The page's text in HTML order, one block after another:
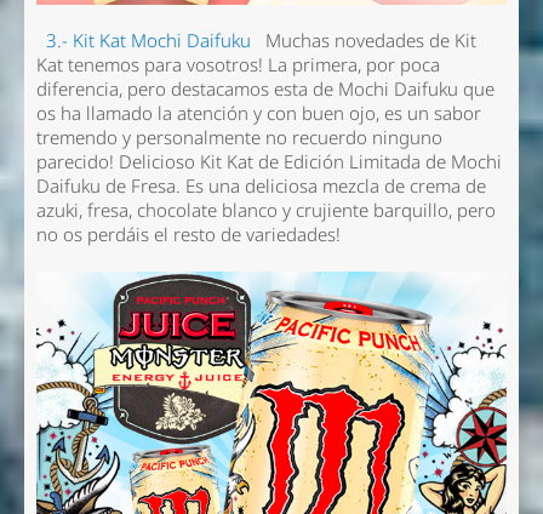
3.- Kit Kat Mochi Daifuku Muchas novedades de Kit
Kat tenemos para vosotros! La primera, por poca
diferencia, pero destacamos esta de Mochi Daifuku que
os ha llamado la atención y con buen ojo, es un sabor
tremendo y personalmente no recuerdo ninguno
parecido! Delicioso Kit Kat de Edición Limitada de Mochi
Daifuku de Fresa. Es una deliciosa mezcla de crema de
azuki, fresa, chocolate blanco y crujiente barquillo, pero
no os perdáis el resto de variedades!